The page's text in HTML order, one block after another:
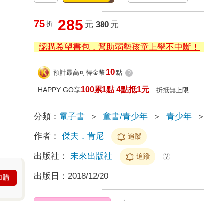
購
75 折 285 元 380元
認購希望書包，幫助弱勢孩童上學不中斷！
預計最高可得金幣 10點 ?
HAPPY GO享100累1點 4點抵1元 折抵無上限
分類： 電子書 ＞ 童書/青少年 ＞ 青少年 ＞
作者： 傑夫．肯尼 追蹤
出版社： 未來出版社 追蹤 ?
出版日： 2018/12/20